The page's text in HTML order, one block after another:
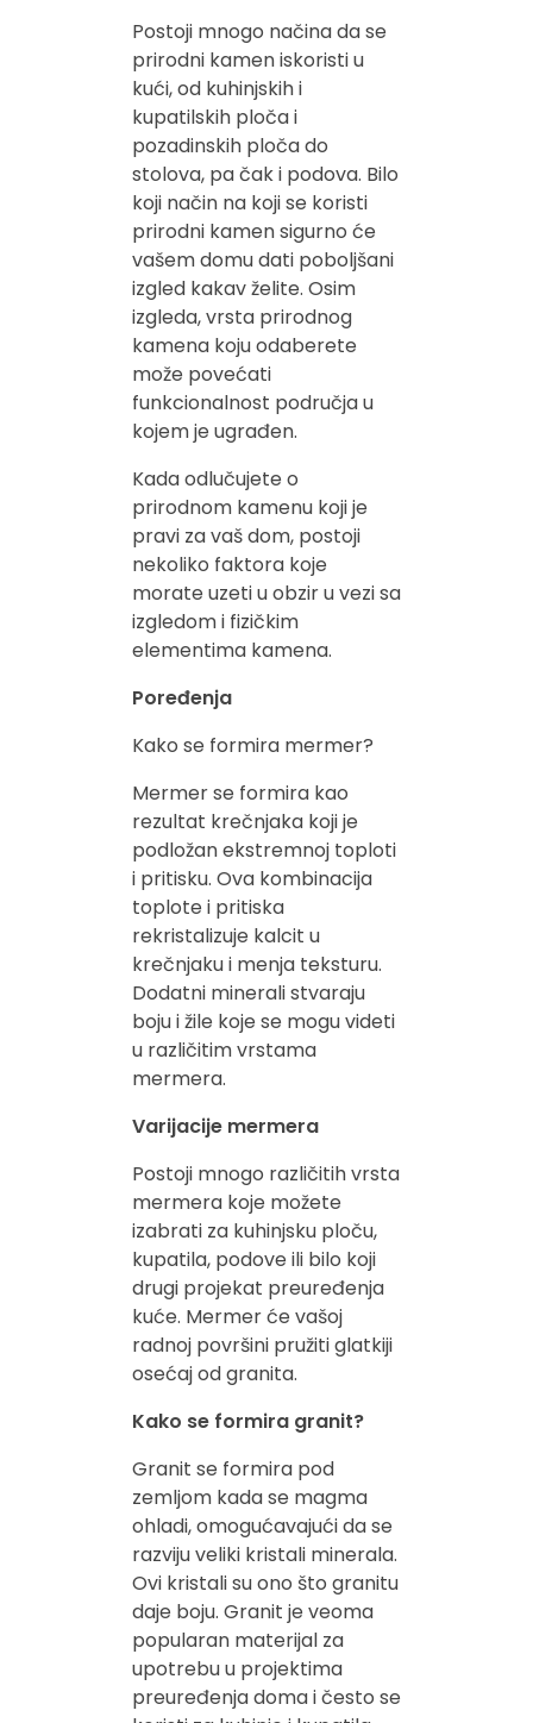
Postoji mnogo načina da se
prirodni kamen iskoristi u
kući, od kuhinjskih i
kupatilskih ploča i
pozadinskih ploča do
stolova, pa čak i podova. Bilo
koji način na koji se koristi
prirodni kamen sigurno će
vašem domu dati poboljšani
izgled kakav želite. Osim
izgleda, vrsta prirodnog
kamena koju odaberete
može povećati
funkcionalnost područja u
kojem je ugrađen.
Kada odlučujete o
prirodnom kamenu koji je
pravi za vaš dom, postoji
nekoliko faktora koje
morate uzeti u obzir u vezi sa
izgledom i fizičkim
elementima kamena.
Poređenja
Kako se formira mermer?
Mermer se formira kao
rezultat krečnjaka koji je
podložan ekstremnoj toploti
i pritisku. Ova kombinacija
toplote i pritiska
rekristalizuje kalcit u
krečnjaku i menja teksturu.
Dodatni minerali stvaraju
boju i žile koje se mogu videti
u različitim vrstama
mermera.
Varijacije mermera
Postoji mnogo različitih vrsta
mermera koje možete
izabrati za kuhinjsku ploču,
kupatila, podove ili bilo koji
drugi projekat preuređenja
kuće. Mermer će vašoj
radnoj površini pružiti glatkiji
osećaj od granita.
Kako se formira granit?
Granit se formira pod
zemljom kada se magma
ohladi, omogućavajući da se
razviju veliki kristali minerala.
Ovi kristali su ono što granitu
daje boju. Granit je veoma
popularan materijal za
upotrebu u projektima
preuređenja doma i često se